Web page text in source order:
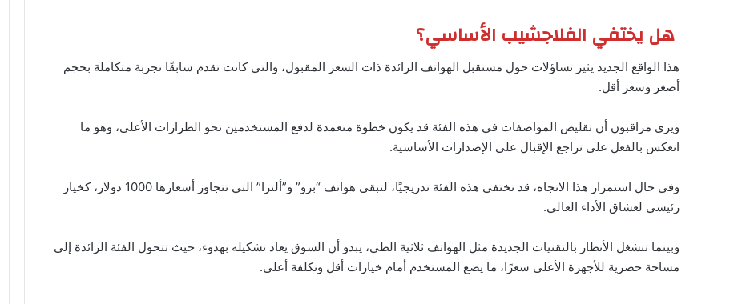
هل يختفي الفلاجشيب الأساسي؟
هذا الواقع الجديد يثير تساؤلات حول مستقبل الهواتف الرائدة ذات السعر المقبول، والتي كانت تقدم سابقًا تجربة متكاملة بحجم
أصغر وسعر أقل.
ويرى مراقبون أن تقليص المواصفات في هذه الفئة قد يكون خطوة متعمدة لدفع المستخدمين نحو الطرازات الأعلى، وهو ما
انعكس بالفعل على تراجع الإقبال على الإصدارات الأساسية.
وفي حال استمرار هذا الاتجاه، قد تختفي هذه الفئة تدريجيًا، لتبقى هواتف “برو” و”ألترا” التي تتجاوز أسعارها 1000 دولار، كخيار
رئيسي لعشاق الأداء العالي.
وبينما تنشغل الأنظار بالتقنيات الجديدة مثل الهواتف ثلاثية الطي، يبدو أن السوق يعاد تشكيله بهدوء، حيث تتحول الفئة الرائدة إلى
مساحة حصرية للأجهزة الأعلى سعرًا، ما يضع المستخدم أمام خيارات أقل وتكلفة أعلى.